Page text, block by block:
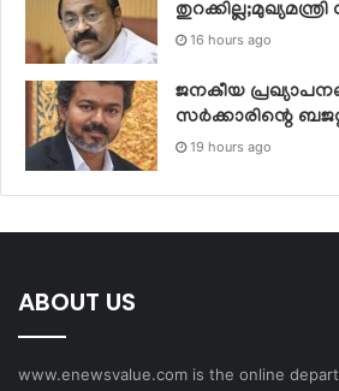
16 hours ago
ജനകീയ
സര്‍ക്കാരിന്റെ
19 hours ago
ABOUT US
www.enewsvalue.com is the online